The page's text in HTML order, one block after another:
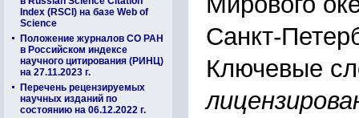
Index (RSCI) на базе Web of
Science
Положение журналов СО РАН
в Российском индексе
научного цитирования (РИНЦ)
на 27.11.2023 г.
Перечень рецензируемых
научных изданий по
состоянию на 06.12.2022 г.
Санкт-
Ключевые